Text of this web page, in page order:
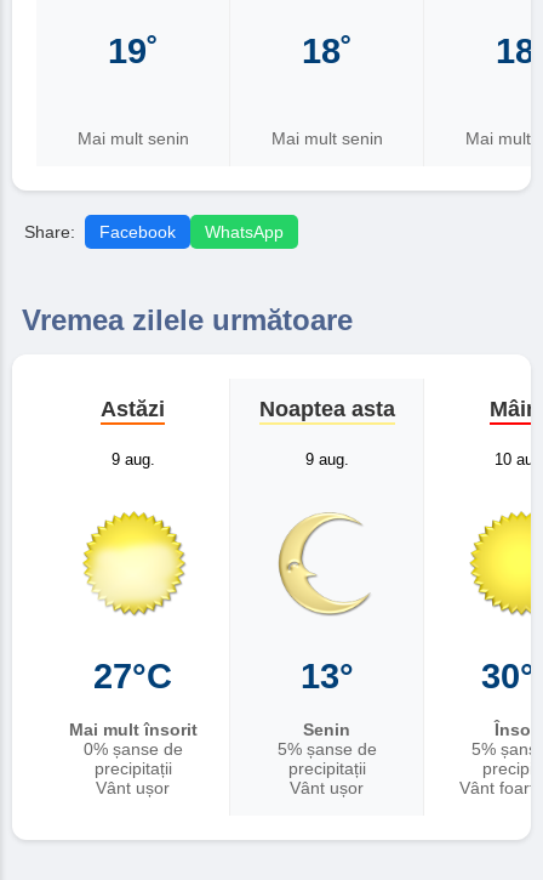
19˚
Mai mult senin
18˚
Mai mult senin Mai mult
Share: Facebook WhatsApp
Vremea zilele următoare
Astăzi
9 aug.
27°C
Mai mult însorit
0% șanse de
precipitații
Vânt ușor
Noaptea asta
9 aug.
13°
Senin
5% șanse de
precipitații
Vânt ușor
10
5%
Vânt